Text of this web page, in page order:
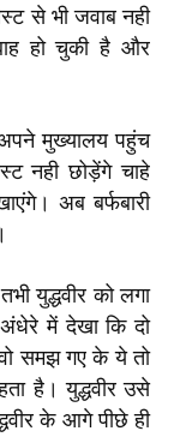
से भी जवाब नही
हो चुकी है और
अपने मुख्यालय पहुंच
नही छोड़ेंगे चाहे
अब बर्फबारी
युद्धवीर को लगा
में देखा कि दो
समझ गए के ये तो
है। युद्धवीर उसे
के आगे पीछे ही